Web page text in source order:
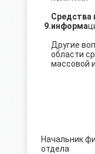
9.
Средства
информа
Другие
области
массовой
Начальник